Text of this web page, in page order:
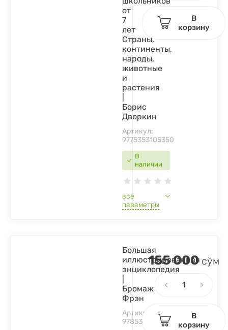
В
наличии
от
7
лет
Страны,
континенты,
народы,
животные
и
растения
Борис
Дворкин
Артикул:
9775353105350
все
параметры
В
корзину
Большая
иллюстрированная
энциклопедия
Бромаж
Фрэн
Артикул:
9785353084730
155 000сўм
В
корзину